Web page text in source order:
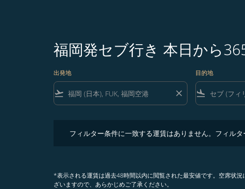
福岡発セブ行き 本日から
出発地
flight_takeoff close
目的地
flight_land
フィルター条件に一致する運賃はありません。フィルタ
*表示される運賃は過去48時間以内に閲覧された最安値です。空席状
ざいますので、あらかじめご了承ください。